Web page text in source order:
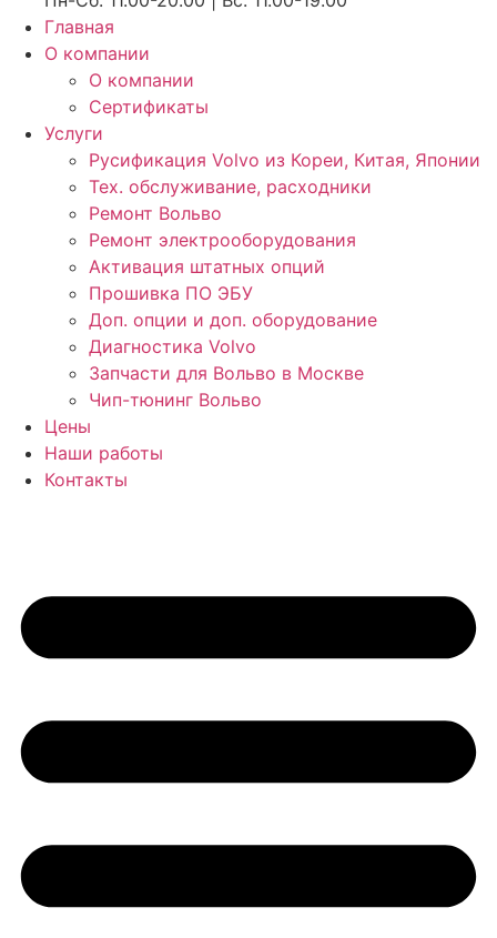
Главная
О компании
О компании
Сертификаты
Услуги
Русификация Volvo из Кореи, Китая, Японии
Тех. обслуживание, расходники
Ремонт Вольво
Ремонт электрооборудования
Активация штатных опций
Прошивка ПО ЭБУ
Доп. опции и доп. оборудование
Диагностика Volvo
Запчасти для Вольво в Москве
Чип-тюнинг Вольво
Цены
Наши работы
Контакты